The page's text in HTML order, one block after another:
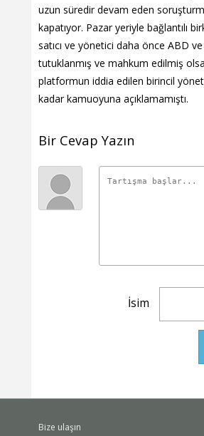
uzun süredir devam eden
kapatıyor. Pazar yeriyle bağlantılı
satıcı ve yönetici daha önce ABD ve
tutuklanmış ve mahkum edilmiş
platformun iddia edilen birincil
kadar kamuoyuna açıklamamıştı.
Bir Cevap Yazın
İsim
Bize ulaşın